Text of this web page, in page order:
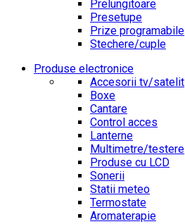
Prelungitoare
Presetupe
Prize programabile
Stechere/cuple
Produse electronice
Accesorii tv/satelit
Boxe
Cantare
Control acces
Lanterne
Multimetre/testere
Produse cu LCD
Sonerii
Statii meteo
Termostate
Aromaterapie